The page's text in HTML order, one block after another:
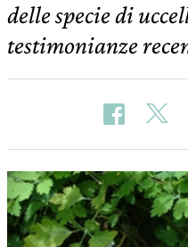
delle specie di
testimonianze